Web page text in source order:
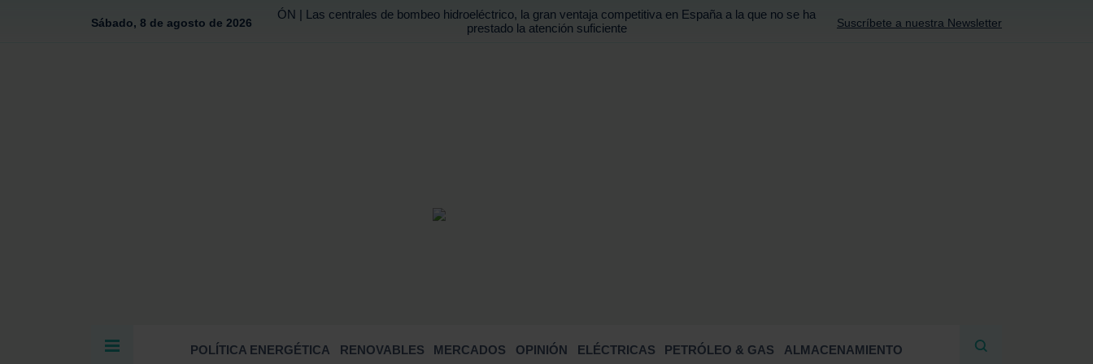
Sábado, 8 de agosto de 2026
ÓN | Las centrales de bombeo hidroeléctrico, la gran ventaja competitiva en España a la que no se ha
prestado la atención suficiente
Suscríbete a nuestra Newsletter
POLÍTICA ENERGÉTICA RENOVABLES MERCADOS OPINIÓN ELÉCTRICAS PETRÓLEO & GAS ALMACENAMIENTO
BUSCAR